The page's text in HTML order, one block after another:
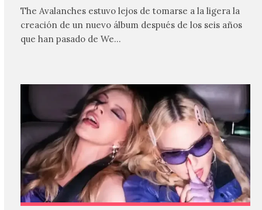
The Avalanches estuvo lejos de tomarse a la ligera la
creación de un nuevo álbum después de los seis años
que han pasado de We…